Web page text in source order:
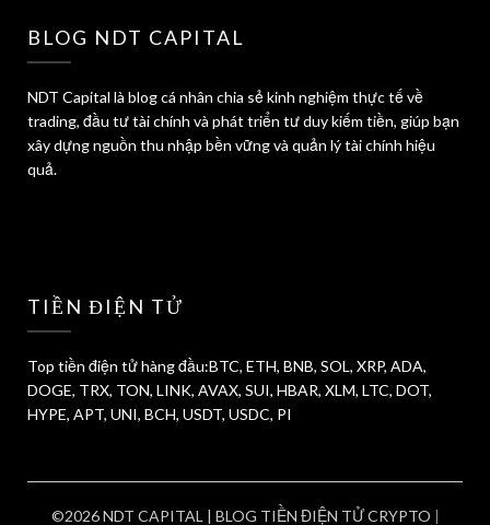
BLOG NDT CAPITAL
NDT Capital là blog cá nhân chia sẻ kinh nghiệm thực tế về
trading, đầu tư tài chính và phát triển tư duy kiếm tiền, giúp bạn
xây dựng nguồn thu nhập bền vững và quản lý tài chính hiệu
quả.
TIỀN ĐIỆN TỬ
Top tiền điện tử hàng đầu:BTC, ETH, BNB, SOL, XRP, ADA,
DOGE, TRX, TON, LINK, AVAX, SUI, HBAR, XLM, LTC, DOT,
HYPE, APT, UNI, BCH, USDT, USDC, PI
©2026 NDT CAPITAL | BLOG TIỀN ĐIỆN TỬ CRYPTO |